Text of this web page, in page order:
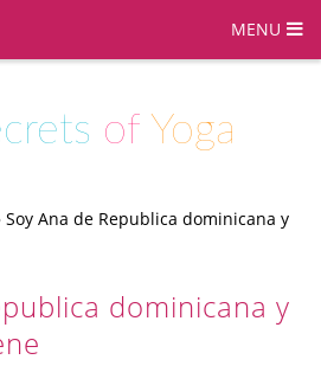
MENU
of Yoga
Soy Ana de Republica dominicana y
dominicana y